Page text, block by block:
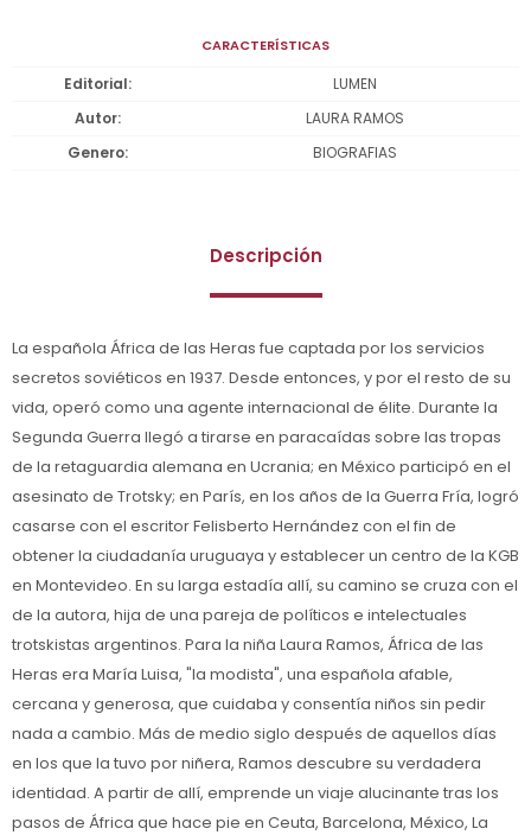
CARACTERÍSTICAS
Editorial
LUMEN
Autor
LAURA RAMOS
Genero
BIOGRAFIAS
Descripción
La española África de las Heras fue captada por los servicios
secretos soviéticos en 1937. Desde entonces, y por el resto de su
vida, operó como una agente internacional de élite. Durante la
Segunda Guerra llegó a tirarse en paracaídas sobre las tropas
de la retaguardia alemana en Ucrania; en México participó en el
asesinato de Trotsky; en París, en los años de la Guerra Fría, logró
casarse con el escritor Felisberto Hernández con el fin de
obtener la ciudadanía uruguaya y establecer un centro de la KGB
en Montevideo. En su larga estadía allí, su camino se cruza con el
de la autora, hija de una pareja de políticos e intelectuales
trotskistas argentinos. Para la niña Laura Ramos, África de las
Heras era María Luisa, "la modista", una española afable,
cercana y generosa, que cuidaba y consentía niños sin pedir
nada a cambio. Más de medio siglo después de aquellos días
en los que la tuvo por niñera, Ramos descubre su verdadera
identidad. A partir de allí, emprende un viaje alucinante tras los
pasos de África que hace pie en Ceuta, Barcelona, México, La